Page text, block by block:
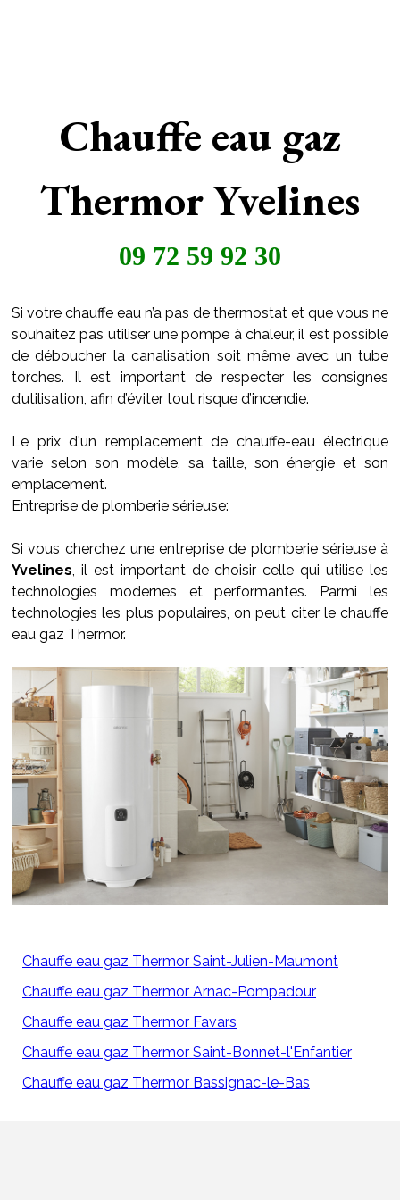
Chauffe eau gaz
Thermor Yvelines
09 72 59 92 30
Si votre chauffe eau n’a pas de thermostat et que vous ne
souhaitez pas utiliser une pompe à chaleur, il est possible
de déboucher la canalisation soit même avec un tube
torches. Il est important de respecter les consignes
d’utilisation, afin d’éviter tout risque d’incendie.
Le prix d'un remplacement de chauffe-eau électrique
varie selon son modèle, sa taille, son énergie et son
emplacement.
Entreprise de plomberie sérieuse:
Si vous cherchez une entreprise de plomberie sérieuse à
Yvelines, il est important de choisir celle qui utilise les
technologies modernes et performantes. Parmi les
technologies les plus populaires, on peut citer le chauffe
eau gaz Thermor.
Chauffe eau gaz Thermor Saint-Julien-Maumont
Chauffe eau gaz Thermor Arnac-Pompadour
Chauffe eau gaz Thermor Favars
Chauffe eau gaz Thermor Saint-Bonnet-l'Enfantier
Chauffe eau gaz Thermor Bassignac-le-Bas